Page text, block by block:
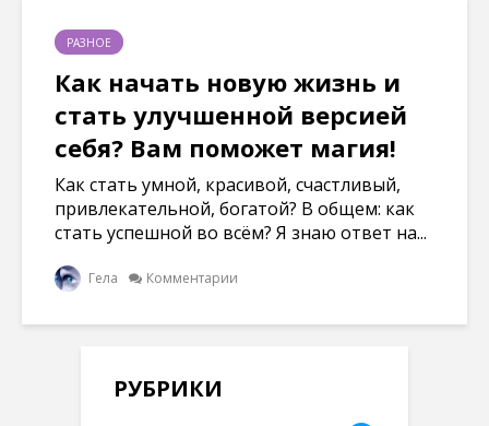
РАЗНОЕ
Как начать новую жизнь и
стать улучшенной версией
себя? Вам поможет магия!
Как стать умной, красивой, счастливый,
привлекательной, богатой? В общем: как
стать успешной во всём? Я знаю ответ на...
Гела Комментарии
РУБРИКИ